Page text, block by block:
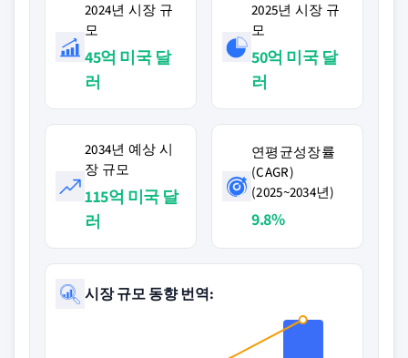
2024년 시장 규
모
45억 미국 달
러
2025년 시장 규
모
50억 미국 달
러
2034년 예상 시
장 규모
115억 미국 달
러
연평균성장률
(CAGR)
(2025~2034년)
9.8%
시장 규모 동향 번역: